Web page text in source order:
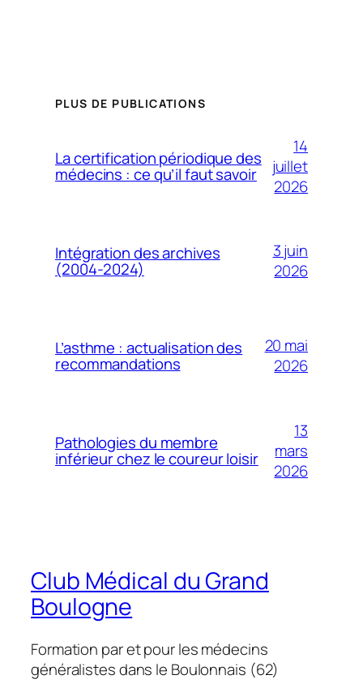
PLUS DE PUBLICATIONS
La certification périodique des
médecins : ce qu’il faut savoir
14
juillet
2026
Intégration des archives
(2004-2024)
3 juin
2026
L’asthme : actualisation des
recommandations
20 mai
2026
Pathologies du membre
inférieur chez le coureur loisir
13
mars
2026
Club Médical du Grand
Boulogne
Formation par et pour les médecins
généralistes dans le Boulonnais (62)